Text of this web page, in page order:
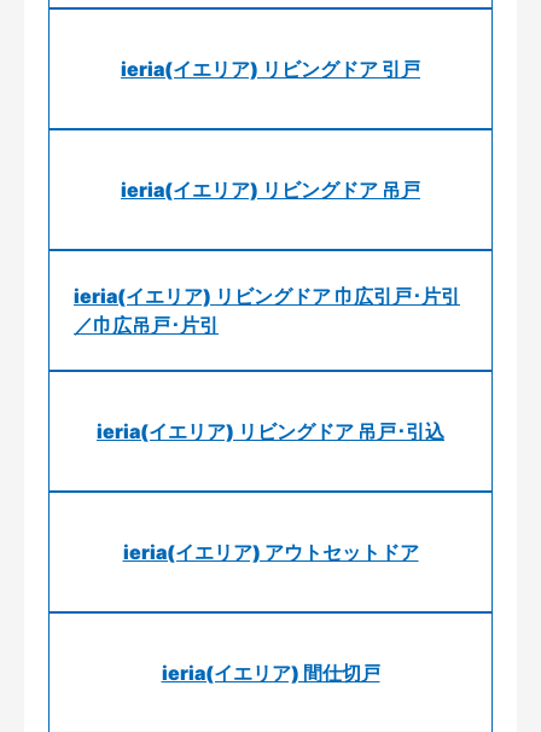
ieria(イエリア) リビングドア 引戸
ieria(イエリア) リビングドア 吊戸
ieria(イエリア) リビングドア 巾広引戸･片引
／巾広吊戸･片引
ieria(イエリア) リビングドア 吊戸･引込
ieria(イエリア) アウトセットドア
ieria(イエリア) 間仕切戸